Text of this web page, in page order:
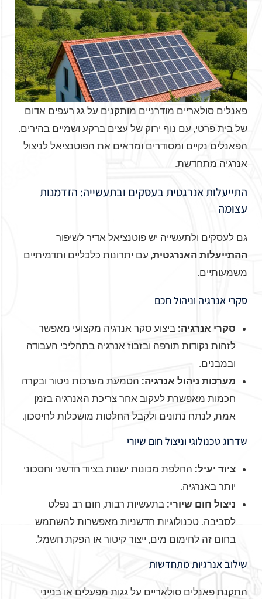
פאנלים סולאריים מודרניים מותקנים על גג רעפים אדום
של בית פרטי, עם נוף ירוק של עצים ברקע ושמיים בהירים.
הפאנלים נקיים ומסודרים ומראים את הפוטנציאל לניצול
אנרגיה מתחדשת.
התייעלות אנרגטית בעסקים ובתעשייה: הזדמנות
עצומה
גם לעסקים ולתעשייה יש פוטנציאל אדיר לשיפור
ההתייעלות האנרגטית, עם יתרונות כלכליים ותדמיתיים
משמעותיים.
סקרי אנרגיה וניהול חכם
סקרי אנרגיה: ביצוע סקר אנרגיה מקצועי מאפשר
לזהות נקודות תורפה ובזבוז אנרגיה בתהליכי העבודה
ובמבנים.
מערכות ניהול אנרגיה: הטמעת מערכות ניטור ובקרה
חכמות מאפשרת לעקוב אחר צריכת האנרגיה בזמן
אמת, לנתח נתונים ולקבל החלטות מושכלות לחיסכון.
שדרוג טכנולוגי וניצול חום שיורי
ציוד יעיל: החלפת מכונות ישנות בציוד חדשני וחסכוני
יותר באנרגיה.
ניצול חום שיורי: בתעשיות רבות, חום רב נפלט
לסביבה. טכנולוגיות חדשניות מאפשרות להשתמש
בחום זה לחימום מים, ייצור קיטור או הפקת חשמל.
שילוב אנרגיות מתחדשות
התקנת פאנלים סולאריים על גגות מפעלים או בנייני